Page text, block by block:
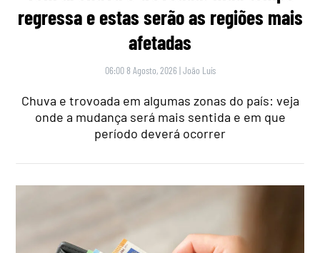
regressa e estas serão as regiões mais
afetadas
06:00 8 Agosto, 2026 |João Luís
Chuva e trovoada em algumas zonas do país: veja
onde a mudança será mais sentida e em que
período deverá ocorrer